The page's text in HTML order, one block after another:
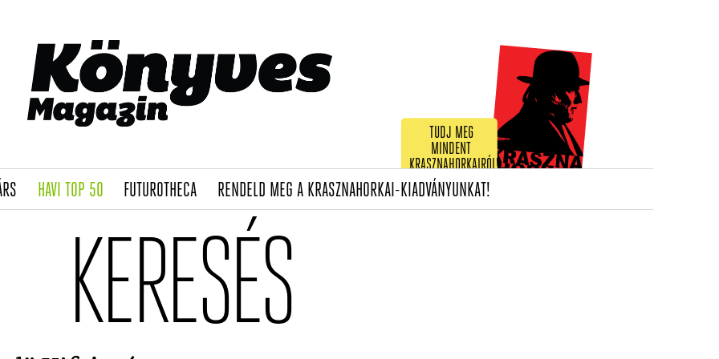
TUDJ MEG
MINDENT
KRASZNAHORKAIRÓL!
(CURRENT)
HAVI TOP 50(CURRENT)
FUTUROTHECA(CURRENT)
RENDELD MEG A KRASZNAHORKAI-KIADVÁNYUNKAT!(CURRENT)
KERESÉS